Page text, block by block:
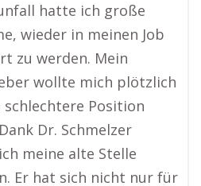
hatte ich große
wieder in meinen Job
zu werden. Mein
wollte mich plötzlich
schlechtere Position
Dr. Schmelzer
meine alte Stelle
Er hat sich nicht nur für